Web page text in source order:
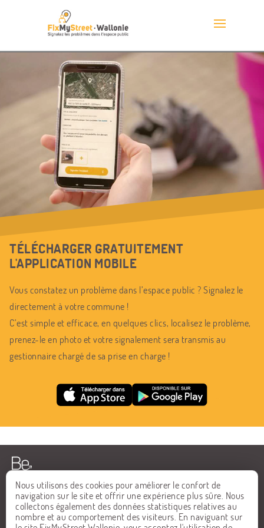
Nous utilisons des cookies pour améliorer le confort de
navigation sur le site et offrir une expérience plus sûre. Nous
collectons également des données statistiques relatives au
nombre et au comportement des visiteurs. En naviguant sur
TÉLÉCHARGER GRATUITEMENT
L'APPLICATION MOBILE
Vous constatez un problème dans l’espace public ? Signalez le
directement à votre commune !
C’est simple et efficace, en quelques clics, localisez le problème,
prenez-le en photo et votre signalement sera transmis au
gestionnaire chargé de sa prise en charge !
ACCUEIL
FAQ